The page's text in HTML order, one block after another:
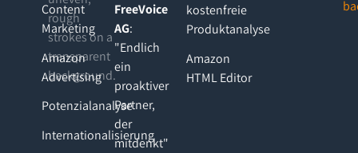
Content
Marketing
Amazon
Advertising
Potenzialanalyse
Internationalisierung
FreeVoice
AG:
"Endlich
ein
proaktiver
Partner,
der
mitdenkt"
kostenfreie
Produktanalyse
Amazon
HTML Editor